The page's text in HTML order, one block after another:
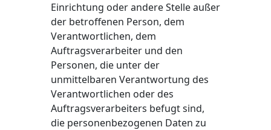
Einrichtung oder andere Stelle außer
der betroffenen Person, dem
Verantwortlichen, dem
Auftragsverarbeiter und den
Personen, die unter der
unmittelbaren Verantwortung des
Verantwortlichen oder des
Auftragsverarbeiters befugt sind,
die personenbezogenen Daten zu